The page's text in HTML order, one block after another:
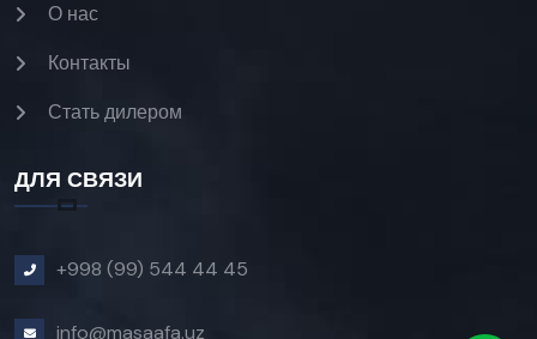
О нас
Контакты
Стать дилером
ДЛЯ СВЯЗИ
+998 (99) 544 44 45
info@masaafa.uz